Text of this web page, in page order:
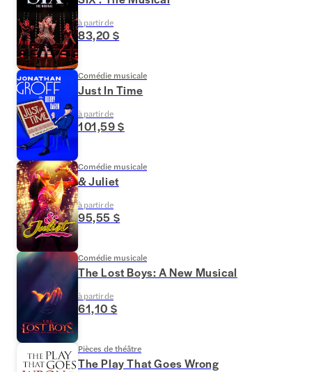
à partir de
83,20 $
Comédie musicale
Just In Time
à partir de
101,59 $
Comédie musicale
& Juliet
à partir de
95,55 $
Comédie musicale
The Lost Boys: A New Musical
à partir de
61,10 $
Pièces de théâtre
The Play That Goes Wrong